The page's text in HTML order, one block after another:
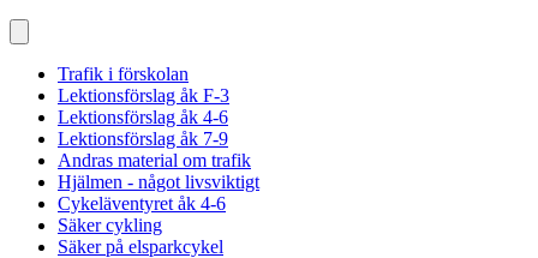
Trafik i förskolan
Lektionsförslag åk F-3
Lektionsförslag åk 4-6
Lektionsförslag åk 7-9
Andras material om trafik
Hjälmen - något livsviktigt
Cykeläventyret åk 4-6
Säker cykling
Säker på elsparkcykel